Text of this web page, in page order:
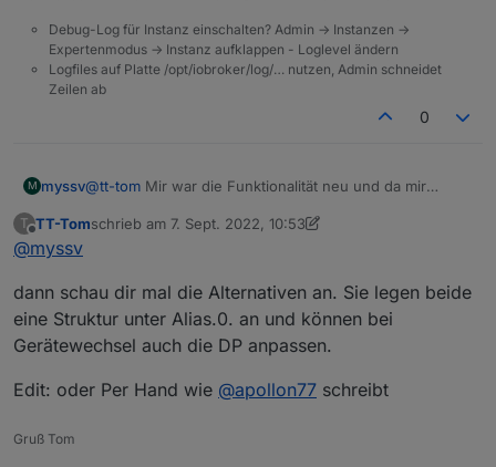
Debug-Log für Instanz einschalten? Admin -> Instanzen ->
Expertenmodus -> Instanz aufklappen - Loglevel ändern
Logfiles auf Platte /opt/iobroker/log/… nutzen, Admin schneidet
Zeilen ab
0
M myssv@tt-tom Mir war die Funktionalität neu und da mir
ich alle Scripte öffnen, die mit dem Sensor verknüpft
Da hat mir die Lösung mit den LinkedDevices recht gut
T TT-Tomschrieb am 7. Sept. 2022, 10:53
zuletzt editiert von TT-Tom9. Juli 2022, 12:55
@myssv
dann schau dir mal die Alternativen an. Sie legen beide
eine Struktur unter Alias.0. an und können bei
Gerätewechsel auch die DP anpassen.
Edit: oder Per Hand wie @apollon77 schreibt
Gruß Tom